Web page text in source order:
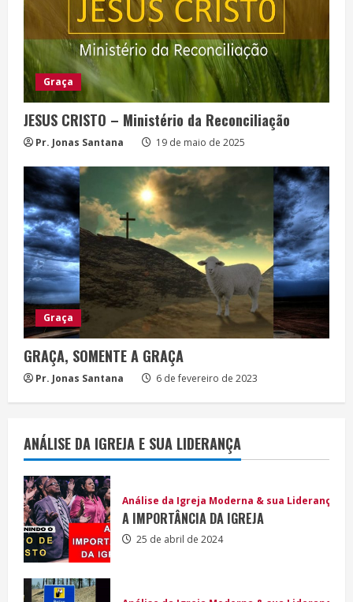
Graça
JESUS CRISTO – Ministério da Reconciliação
Pr. Jonas Santana 19 de maio de 2025
Graça
GRAÇA, SOMENTE A GRAÇA
Pr. Jonas Santana 6 de fevereiro de 2023
ANÁLISE DA IGREJA E SUA LIDERANÇA
Análise da Igreja Moderna & sua Liderança
A IMPORTÂNCIA DA IGREJA
25 de abril de 2024